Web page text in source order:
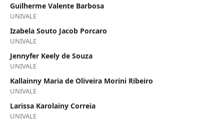
Guilherme Valente Barbosa
UNIVALE
Izabela Souto Jacob Porcaro
UNIVALE
Jennyfer Keely de Souza
UNIVALE
Kallainny Maria de Oliveira Morini Ribeiro
UNIVALE
Larissa Karolainy Correia
UNIVALE